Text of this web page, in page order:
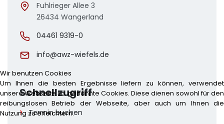
Fuhlrieger Allee 3
26434 Wangerland
04461 9319-0
info@awz-wiefels.de
Schnellzugriff
Termin buchen
Wir benutzen Cookies
Um Ihnen die besten Ergebnisse liefern zu können, verwendet
unsere Webseite so genannte Cookies. Diese dienen sowohl für den
reibungslosen Betrieb der Webseite, aber auch um Ihnen die
Nutzung zu erleichtern.